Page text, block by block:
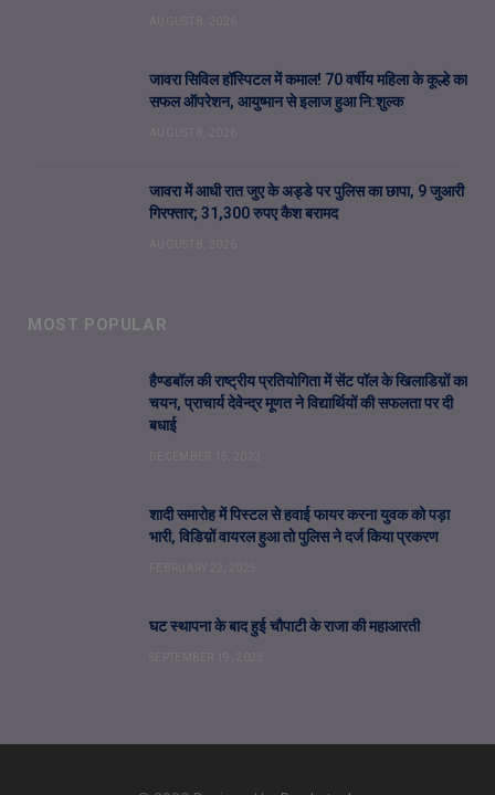
जावरा सिविल हॉस्पिटल में कमाल! 70 वर्षीय महिला के कूल्हे का
सफल ऑपरेशन, आयुष्मान से इलाज हुआ नि:शुल्क
जावरा में आधी रात जुए के अड्डे पर पुलिस का छापा, 9 जुआरी
गिरफ्तार; 31,300 रुपए कैश बरामद
MOST POPULAR
हैण्डबॉल की राष्ट्रीय प्रतियोगिता में सेंट पॉल के खिलाडिय़ों का
चयन, प्राचार्य देवेन्द्र मूणत ने विद्यार्थियों की सफलता पर दी
बधाई
शादी समारोह में पिस्टल से हवाई फायर करना युवक को पड़ा
भारी, विडिय़ों वायरल हुआ तो पुलिस ने दर्ज किया प्रकरण
घट स्थापना के बाद हुई चौपाटी के राजा की महाआरती